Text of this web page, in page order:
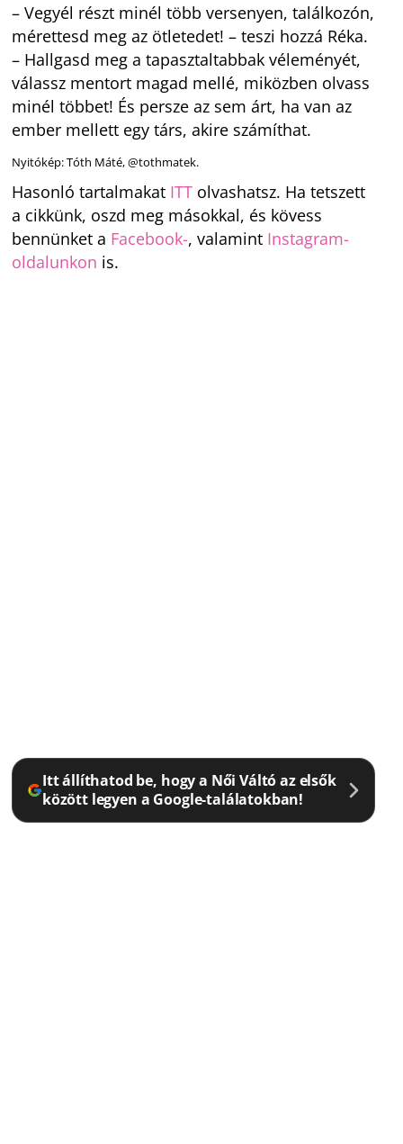
– Vegyél részt minél több versenyen, találkozón,
mérettesd meg az ötletedet! – teszi hozzá Réka.
– Hallgasd meg a tapasztaltabbak véleményét,
válassz mentort magad mellé, miközben olvass
minél többet! És persze az sem árt, ha van az
ember mellett egy társ, akire számíthat.
Nyitókép: Tóth Máté, @tothmatek.
Hasonló tartalmakat ITT olvashatsz. Ha tetszett
a cikkünk, oszd meg másokkal, és kövess
bennünket a Facebook-, valamint Instagram-
oldalunkon is.
Itt állíthatod be, hogy a Női Váltó az elsők
között legyen a Google-találatokban!